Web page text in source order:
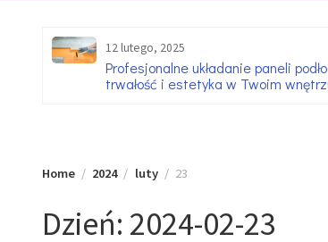
12 lutego, 2025
Profesjonalne układanie paneli
trwałość i estetyka w Twoim
Home 2024 luty 23
Dzień: 2024-02-23